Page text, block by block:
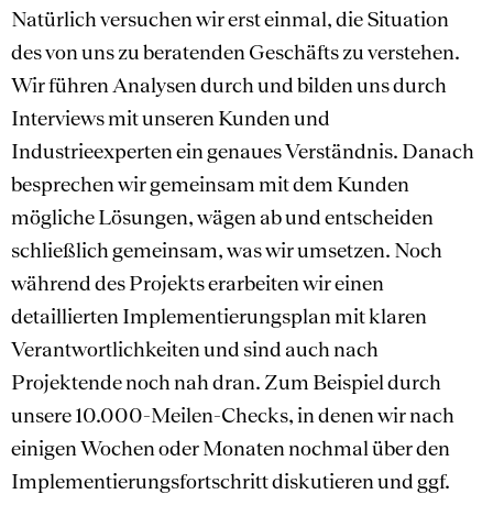
Natürlich versuchen wir erst einmal, die Situation
des von uns zu beratenden Geschäfts zu verstehen.
Wir führen Analysen durch und bilden uns durch
Interviews mit unseren Kunden und
Industrieexperten ein genaues Verständnis. Danach
besprechen wir gemeinsam mit dem Kunden
mögliche Lösungen, wägen ab und entscheiden
schließlich gemeinsam, was wir umsetzen. Noch
während des Projekts erarbeiten wir einen
detaillierten Implementierungsplan mit klaren
Verantwortlichkeiten und sind auch nach
Projektende noch nah dran. Zum Beispiel durch
unsere 10.000-Meilen-Checks, in denen wir nach
einigen Wochen oder Monaten nochmal über den
Implementierungsfortschritt diskutieren und ggf.